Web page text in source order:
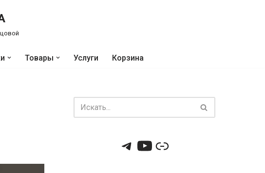
Товары Услуги Корзина